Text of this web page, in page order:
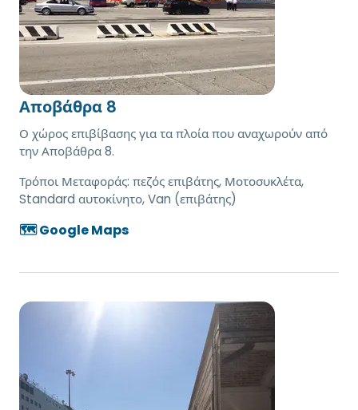
Αποβάθρα 8
Ο χώρος επιβίβασης για τα πλοία που αναχωρούν από
την Αποβάθρα 8.
Τρόποι Μεταφοράς: πεζός επιβάτης, Μοτοσυκλέτα,
Standard αυτοκίνητο, Van (επιβάτης)
🗺️ Google Maps